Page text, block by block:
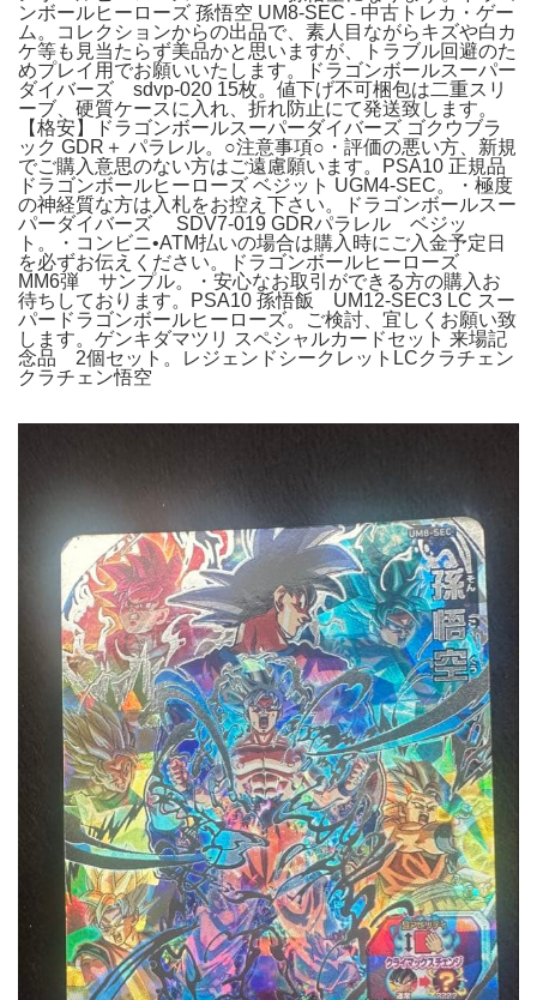
ンボールヒーローズ 孫悟空 UM8-SEC - 中古トレカ・ゲー
ム。コレクションからの出品で、素人目ながらキズや白カ
ケ等も見当たらず美品かと思いますが、トラブル回避のた
めプレイ用でお願いいたします。ドラゴンボールスーパー
ダイバーズ sdvp-020 15枚。値下げ不可梱包は二重スリ
ーブ、硬質ケースに入れ、折れ防止にて発送致します。
【格安】ドラゴンボールスーパーダイバーズ ゴクウブラ
ック GDR＋ パラレル。○注意事項○・評価の悪い方、新規
でご購入意思のない方はご遠慮願います。PSA10 正規品
ドラゴンボールヒーローズ ベジット UGM4-SEC。・極度
の神経質な方は入札をお控え下さい。ドラゴンボールスー
パーダイバーズ SDV7-019 GDRパラレル ベジッ
ト。・コンビニ•ATM払いの場合は購入時にご入金予定日
を必ずお伝えください。ドラゴンボールヒーローズ
MM6弾 サンプル。・安心なお取引ができる方の購入お
待ちしております。PSA10 孫悟飯 UM12-SEC3 LC スー
パードラゴンボールヒーローズ。ご検討、宜しくお願い致
します。ゲンキダマツリ スペシャルカードセット 来場記
念品 2個セット。レジェンドシークレットLCクラチェン
クラチェン悟空